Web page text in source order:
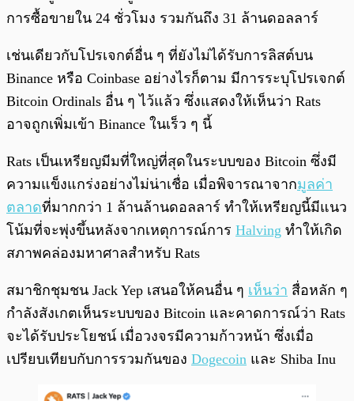
การซื้อขายใน 24 ชั่วโมง รวมกันถึง 31 ล้านดอลลาร์
เช่นเดียวกับโปรเจกต์อื่น ๆ ที่ยังไม่ได้รับการลิสต์บน
Binance หรือ Coinbase อย่างไรก็ตาม มีการระบุโปรเจกต์
Bitcoin Ordinals อื่น ๆ ไว้แล้ว ซึ่งแสดงให้เห็นว่า Rats
อาจถูกเพิ่มเข้า Binance ในเร็ว ๆ นี้
Rats เป็นเหรียญมีมที่ใหญ่ที่สุดในระบบของ Bitcoin ซึ่งมี
ความแข็งแกร่งอย่างไม่น่าเชื่อ เมื่อพิจารณาจากมูลค่า
ตลาดที่มากกว่า 1 ล้านล้านดอลลาร์ ทำให้เหรียญนี้มีแนว
โน้มที่จะพุ่งขึ้นหลังจากเหตุการณ์การ Halving ทำให้เกิด
สภาพคล่องมหาศาลสำหรับ Rats
สมาชิกชุมชน Jack Yep เสนอให้คนอื่น ๆ เห็นว่า สื่อหลัก ๆ
กำลังสังเกตเห็นระบบของ Bitcoin และคาดการณ์ว่า Rats
จะได้รับประโยชน์ เมื่อวงจรมีความก้าวหน้า ซึ่งเมื่อ
เปรียบเทียบกับการรวมกันของ Dogecoin และ Shiba Inu